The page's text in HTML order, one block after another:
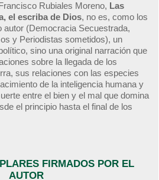
Rubiales Moreno, Las
el escriba de Dios, no es, como los
autor (Democracia Secuestrada,
y Periodistas sometidos), un
sino una original narración que
sobre la llegada de los
sus relaciones con las especies
de la inteligencia humana y
entre el bien y el mal que domina
el principio hasta el final de los
FIRMADOS POR EL
AUTOR